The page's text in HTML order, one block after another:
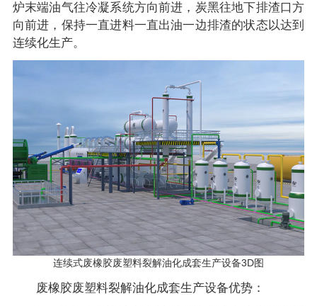
炉末端油气往冷凝系统方向前进，炭黑往地下排渣口方
向前进，保持一直进料一直出油一边排渣的状态以达到
连续化生产。
连续式废橡胶废塑料裂解油化成套生产设备3D图
废橡胶废塑料裂解油化成套生产设备优势：